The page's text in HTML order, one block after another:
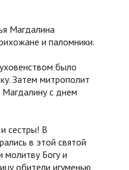
Магдалина
и паломники.
было
Затем митрополит
Магдалину с днем
сестры! В
в этой святой
молитву Богу и
обители игуменью